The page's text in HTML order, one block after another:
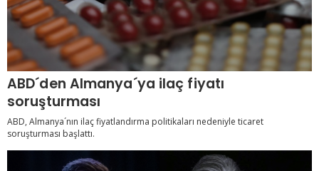
ABD´den Almanya´ya ilaç fiyatı
soruşturması
ABD, Almanya´nın ilaç fiyatlandırma politikaları nedeniyle ticaret
soruşturması başlattı.